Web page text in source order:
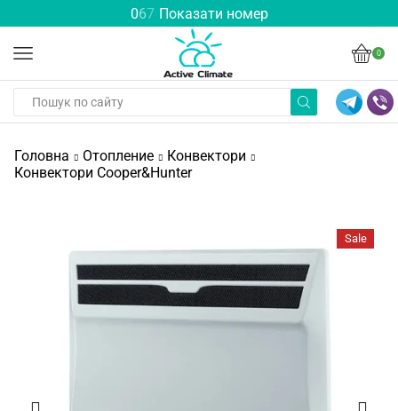
067 Показати номер
0
Головна Отопление
Конвектори
Конвектори Cooper&Hunter
Sale